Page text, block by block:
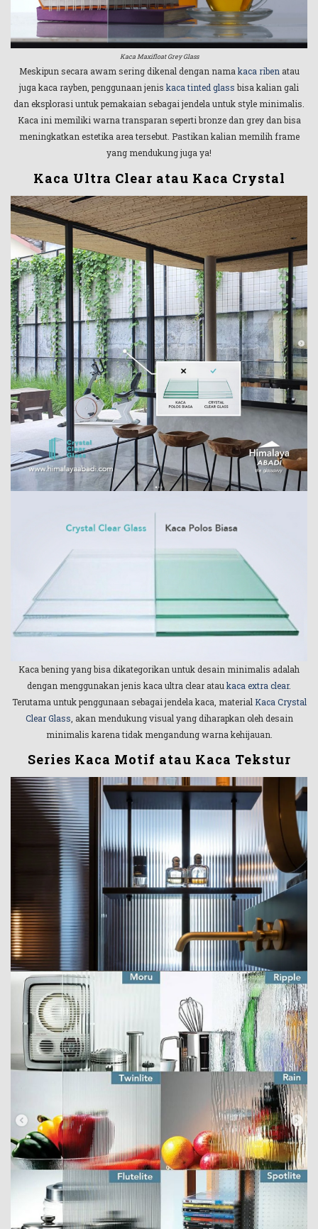
Kaca Maxifloat Grey Glass
Meskipun secara awam sering dikenal dengan nama kaca riben atau
juga kaca rayben, penggunaan jenis kaca tinted glass bisa kalian gali
dan eksplorasi untuk pemakaian sebagai jendela untuk style minimalis.
Kaca ini memiliki warna transparan seperti bronze dan grey dan bisa
meningkatkan estetika area tersebut. Pastikan kalian memilih frame
yang mendukung juga ya!
Kaca Ultra Clear atau Kaca Crystal
Kaca bening yang bisa dikategorikan untuk desain minimalis adalah
dengan menggunakan jenis kaca ultra clear atau kaca extra clear.
Terutama untuk penggunaan sebagai jendela kaca, material Kaca Crystal
Clear Glass , akan mendukung visual yang diharapkan oleh desain
minimalis karena tidak mengandung warna kehijauan.
Series Kaca Motif atau Kaca Tekstur